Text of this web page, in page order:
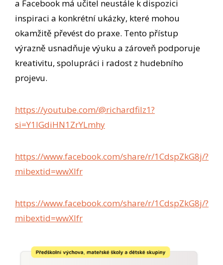
a Facebook má učitel neustále k dispozici
inspiraci a konkrétní ukázky, které mohou
okamžitě převést do praxe. Tento přístup
výrazně usnadňuje výuku a zároveň podporuje
kreativitu, spolupráci i radost z hudebního
projevu.
https://youtube.com/@richardfilz1?
si=Y1lGdiHN1ZrYLmhy
https://www.facebook.com/share/r/1CdspZkG8j/?
mibextid=wwXIfr
https://www.facebook.com/share/r/1CdspZkG8j/?
mibextid=wwXIfr